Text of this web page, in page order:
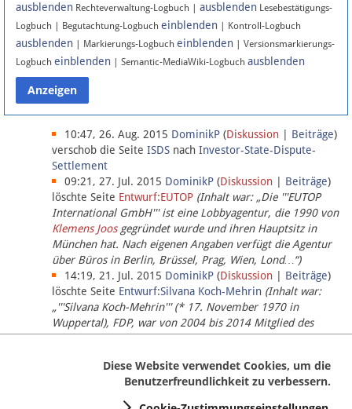
Anmelden
Datenschutz
Über Lobbypedia
Impressum
ausblenden Rechteverwaltung-Logbuch | ausblenden Lesebestätigungs-
Logbuch | Begutachtung-Logbuch einblenden | Kontroll-Logbuch
ausblenden | Markierungs-Logbuch einblenden | Versionsmarkierungs-
Logbuch einblenden | Semantic-MediaWiki-Logbuch ausblenden
10:47, 26. Aug. 2015 DominikP (Diskussion Beiträge)
verschob die Seite ISDS nach Investor-State-Dispute-
Settlement
09:21, 27. Jul. 2015 DominikP (Diskussion Beiträge)
löschte Seite Entwurf:EUTOP (Inhalt war: „Die '''EUTOP
International GmbH''' ist eine Lobbyagentur, die 1990 von
Klemens Joosgegründet wurde und ihren Hauptsitz in
München hat. Nach eigenen Angaben verfügt die Agentur
über Büros in Berlin, Brüssel, Prag, Wien, Lond…“)
14:19, 21. Jul. 2015 DominikP (Diskussion Beiträge)
löschte Seite Entwurf:Silvana Koch-Mehrin (Inhalt war:
„'''Silvana Koch-Mehrin''' (* 17. November 1970 in
Wuppertal), FDP, war von 2004 bis 2014 Mitglied des
Europäischen Parlaments, seit November 2014 ist sie für
Diese Website verwendet Cookies, um die
Benutzerfreundlichkeit zu verbessern.